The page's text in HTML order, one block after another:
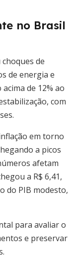
no Brasil
de
de energia e
de 12% ao
com
em torno
a picos
afetam
a R$ 6,41,
do PIB modesto,
para avaliar o
e preservar